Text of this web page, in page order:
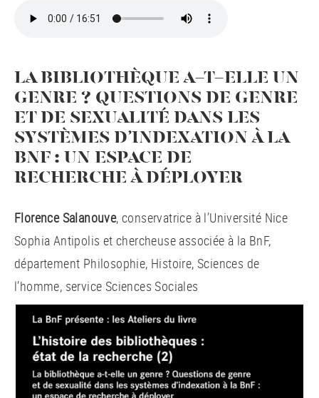
LA BIBLIOTHÈQUE A-T-ELLE UN
GENRE ? QUESTIONS DE GENRE
ET DE SEXUALITÉ DANS LES
SYSTÈMES D’INDEXATION À LA
BNF : UN ESPACE DE
RECHERCHE À DÉPLOYER
Florence Salanouve, conservatrice à l’Université Nice
Sophia Antipolis et chercheuse associée à la BnF,
département Philosophie, Histoire, Sciences de
l’homme, service Sciences Sociales